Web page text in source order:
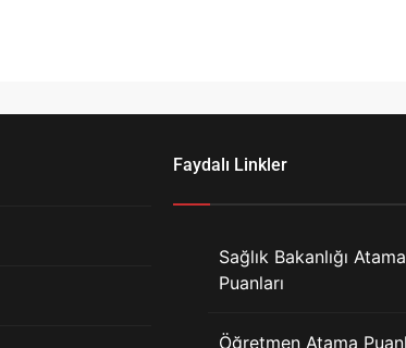
Faydalı Linkler
Sağlık Bakanlığı Atama
Puanları
Öğretmen Atama